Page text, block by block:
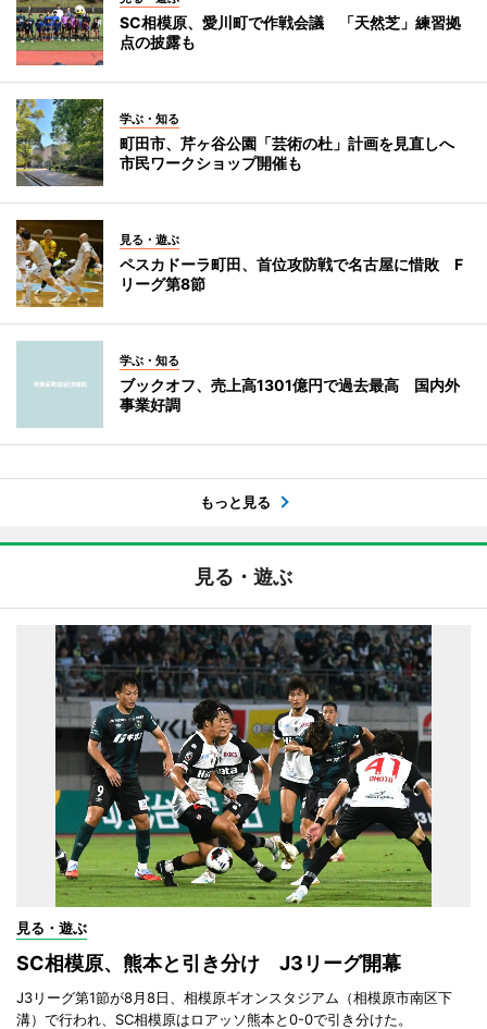
SC相模原、愛川町で作戦会議 「天然芝」練習拠
点の披露も
学ぶ・知る
町田市、芹ヶ谷公園「芸術の杜」計画を見直しへ
市民ワークショップ開催も
見る・遊ぶ
ペスカドーラ町田、首位攻防戦で名古屋に惜敗 F
リーグ第8節
学ぶ・知る
ブックオフ、売上高1301億円で過去最高 国内外
事業好調
もっと見る
見る・遊ぶ
見る・遊ぶ
SC相模原、熊本と引き分け J3リーグ開幕
J3リーグ第1節が8月8日、相模原ギオンスタジアム（相模原市南区下
溝）で行われ、SC相模原はロアッソ熊本と0-0で引き分けた。